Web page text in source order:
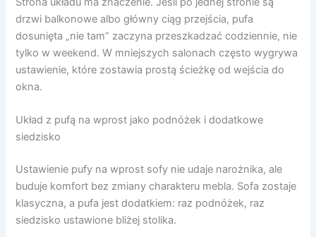
drzwi balkonowe albo główny ciąg przejścia, pufa
dosunięta „nie tam” zaczyna przeszkadzać codziennie, nie
tylko w weekend. W mniejszych salonach często wygrywa
ustawienie, które zostawia prostą ścieżkę od wejścia do
okna.
Układ z pufą na wprost jako podnóżek i dodatkowe
siedzisko
Ustawienie pufy na wprost sofy nie udaje narożnika, ale
buduje komfort bez zmiany charakteru mebla. Sofa zostaje
klasyczna, a pufa jest dodatkiem: raz podnóżek, raz
siedzisko ustawione bliżej stolika.